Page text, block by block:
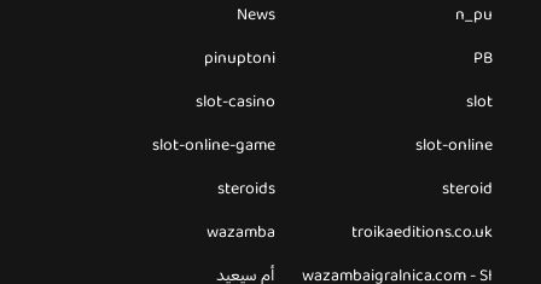
n_pu
News
PB
pinuptoni
slot
slot-casino
slot-online
slot-online-game
steroid
steroids
troikaeditions.co.uk
wazamba
wazambaigralnica.com - SI
أم سيعيد